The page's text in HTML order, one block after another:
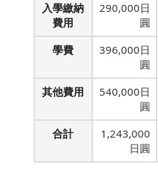
入學繳納
費用
290,000日
圓
學費
396,000日
圓
其他費用
540,000日
圓
合計
1,243,000
日圓